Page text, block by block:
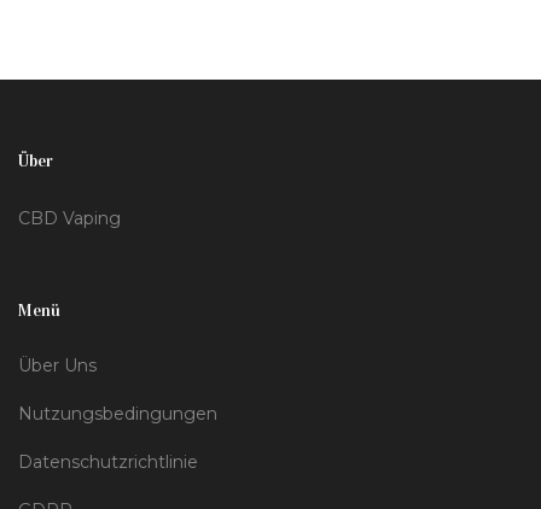
Über
CBD Vaping
Menü
Über Uns
Nutzungsbedingungen
Datenschutzrichtlinie